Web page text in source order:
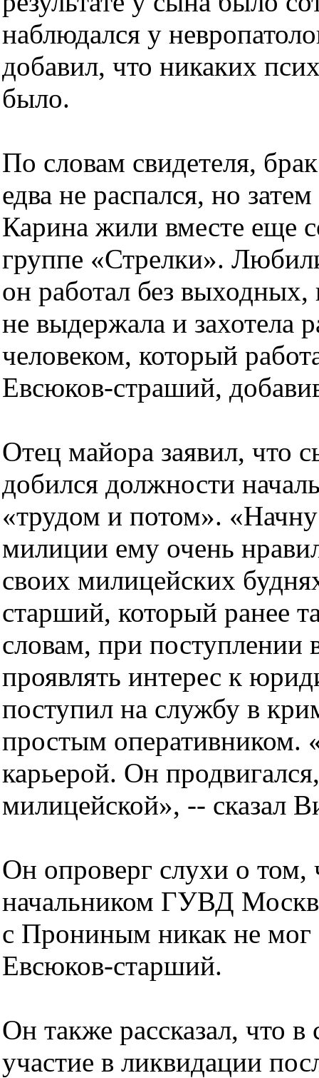
наблюдался у
добавил, что никаких
было.
По словам свидетеля,
едва не распался, но
Карина жили вместе еще
группе «Стрелки».
он работал без выходных,
не выдержала и захотела
человеком, который
Евсюков-страший,
Отец майора заявил, что
добился должности
«трудом и потом». «Начну
милиции ему очень
своих милицейских
старший, который ранее
словам, при поступлении
проявлять интерес к
поступил на службу в
простым оперативником.
карьерой. Он
милицейской», -- сказал
Он опроверг слухи о том,
начальником ГУВД
с Прониным никак не мог
Евсюков-старший.
Он также рассказал, что
участие в ликвидации